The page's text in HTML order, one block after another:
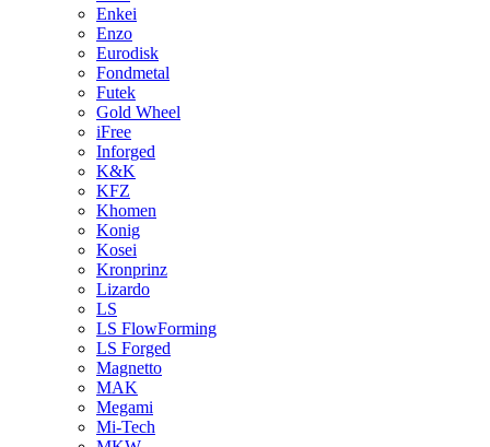
Enkei
Enzo
Eurodisk
Fondmetal
Futek
Gold Wheel
iFree
Inforged
K&K
KFZ
Khomen
Konig
Kosei
Kronprinz
Lizardo
LS
LS FlowForming
LS Forged
Magnetto
MAK
Megami
Mi-Tech